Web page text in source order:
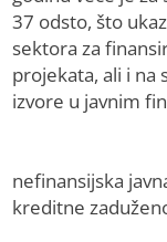
37 odsto, što
sektora za
projekata, ali i na
izvore u javnim
nefinansijska
kreditne